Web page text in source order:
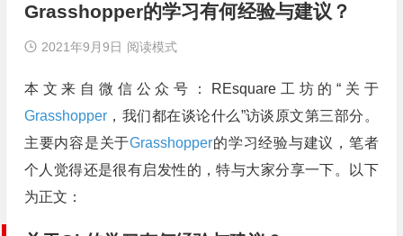
Grasshopper的学习有何经验与建议？
2021年9月9日 阅读模式
本文来自微信公众号：REsquare工坊的“关于
Grasshopper，我们都在谈论什么”访谈原文第三部分。
主要内容是关于Grasshopper的学习经验与建议，笔者
个人觉得还是很有启发性的，特与大家分享一下。以下
为正文：